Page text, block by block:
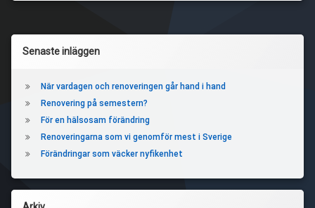
Vänster
Senaste inläggen
När vardagen och renoveringen går hand i hand
Renovering på semestern?
För en hälsosam förändring
Renoveringarna som vi genomför mest i Sverige
Förändringar som väcker nyfikenhet